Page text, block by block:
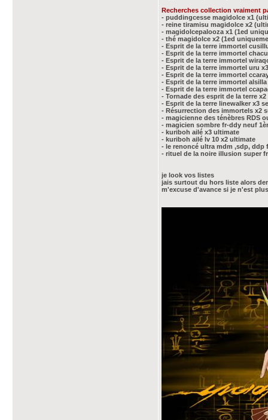
Recherches collection vraiment
- puddingcesse magidolce x1
- reine tiramisu magidolce x2
- magidolcepalooza x1 (1ed
- thé magidolce x2 (1ed
- Esprit de la terre immortel
- Esprit de la terre immortel
- Esprit de la terre immortel
- Esprit de la terre immortel uru
- Esprit de la terre immortel
- Esprit de la terre immortel
- Esprit de la terre immortel
- Tornade des esprit de la terre
- Esprit de la terre linewalker x3
- Résurrection des immortels x2
- magicienne des ténèbres RDS
- magicien sombre fr-ddy neuf
- kuriboh ailé x3 ultimate
- kuriboh ailé lv 10 x2 ultimate
- le renoncé ultra mdm ,sdp, ddp
- rituel de la noire illusion super
je look vos listes
jais surtout du hors liste alors
m'excuse d'avance si je n'est